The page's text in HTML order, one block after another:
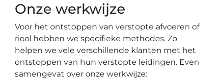
Onze werkwijze
Voor het ontstoppen van verstopte afvoeren of
riool hebben we specifieke methodes. Zo
helpen we vele verschillende klanten met het
ontstoppen van hun verstopte leidingen. Even
samengevat over onze werkwijze: